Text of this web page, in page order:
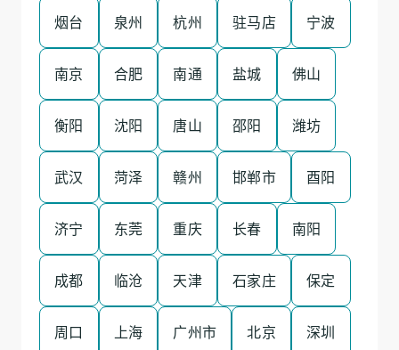
烟台 泉州 杭州 驻马店 宁波
南京 合肥 南通 盐城 佛山
衡阳 沈阳 唐山 邵阳 潍坊
武汉 菏泽 赣州 邯郸市 酉阳
济宁 东莞 重庆 长春 南阳
成都 临沧 天津 石家庄 保定
周口 上海 广州市 北京 深圳